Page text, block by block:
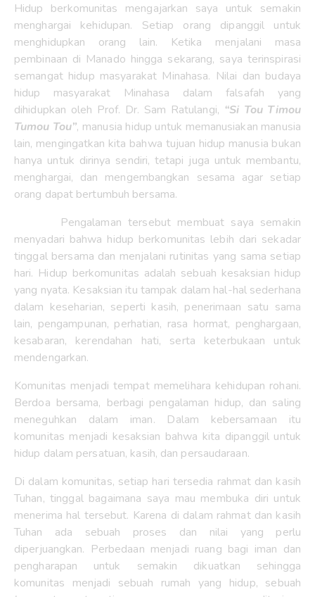
Hidup berkomunitas mengajarkan saya untuk semakin
menghargai kehidupan. Setiap orang dipanggil untuk
menghidupkan orang lain. Ketika menjalani masa
pembinaan di Manado hingga sekarang, saya terinspirasi
semangat hidup masyarakat Minahasa. Nilai dan budaya
hidup masyarakat Minahasa dalam falsafah yang
dihidupkan oleh Prof. Dr. Sam Ratulangi, “Si Tou Timou
Tumou Tou”, manusia hidup untuk memanusiakan manusia
lain, mengingatkan kita bahwa tujuan hidup manusia bukan
hanya untuk dirinya sendiri, tetapi juga untuk membantu,
menghargai, dan mengembangkan sesama agar setiap
orang dapat bertumbuh bersama.
Pengalaman tersebut membuat saya semakin
menyadari bahwa hidup berkomunitas lebih dari sekadar
tinggal bersama dan menjalani rutinitas yang sama setiap
hari. Hidup berkomunitas adalah sebuah kesaksian hidup
yang nyata. Kesaksian itu tampak dalam hal-hal sederhana
dalam keseharian, seperti kasih, penerimaan satu sama
lain, pengampunan, perhatian, rasa hormat, penghargaan,
kesabaran, kerendahan hati, serta keterbukaan untuk
mendengarkan.
Komunitas menjadi tempat memelihara kehidupan rohani.
Berdoa bersama, berbagi pengalaman hidup, dan saling
meneguhkan dalam iman. Dalam kebersamaan itu
komunitas menjadi kesaksian bahwa kita dipanggil untuk
hidup dalam persatuan, kasih, dan persaudaraan.
Di dalam komunitas, setiap hari tersedia rahmat dan kasih
Tuhan, tinggal bagaimana saya mau membuka diri untuk
menerima hal tersebut. Karena di dalam rahmat dan kasih
Tuhan ada sebuah proses dan nilai yang perlu
diperjuangkan. Perbedaan menjadi ruang bagi iman dan
pengharapan untuk semakin dikuatkan sehingga
komunitas menjadi sebuah rumah yang hidup, sebuah